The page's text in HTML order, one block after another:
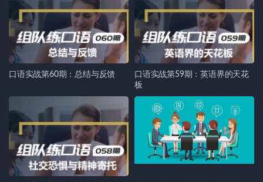
口语实战第60期：总结与反馈
口语实战第59期：英语界的天花
板